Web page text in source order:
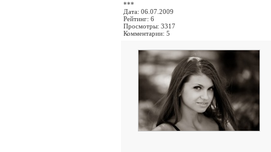
***
Дата: 06.07.2009
Рейтинг: 6
Просмотры: 3317
Комментарии: 5